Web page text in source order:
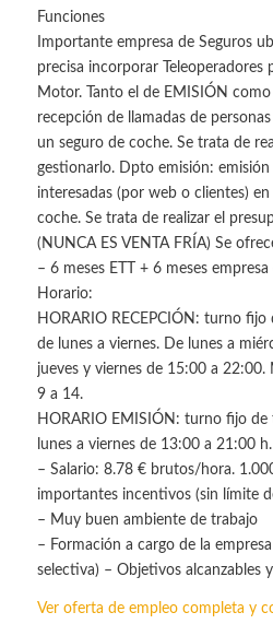
Funciones
Importante empresa de Seguros
precisa incorporar Teleoperadores
Motor. Tanto el de EMISIÓN como
recepción de llamadas de
un seguro de coche. Se trata de
gestionarlo. Dpto emisión: emisión
interesadas (por web o clientes)
coche. Se trata de realizar el
(NUNCA ES VENTA FRÍA) Se
– 6 meses ETT + 6 meses
Horario:
HORARIO RECEPCIÓN: turno
de lunes a viernes. De lunes a
jueves y viernes de 15:00 a 22:00.
9 a 14.
HORARIO EMISIÓN: turno fijo de
lunes a viernes de 13:00 a 21:00
– Salario: 8.78 € brutos/hora.
importantes incentivos (sin límite
– Muy buen ambiente de trabajo
– Formación a cargo de la
selectiva) – Objetivos alcanzables
Ver oferta de empleo completa y